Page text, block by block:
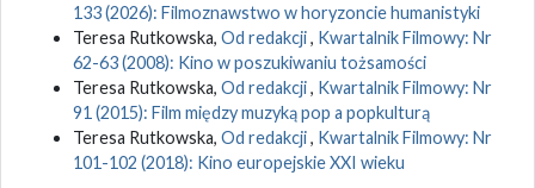
133 (2026): Filmoznawstwo w horyzoncie humanistyki
Teresa Rutkowska, Od redakcji, Kwartalnik Filmowy: Nr
62-63 (2008): Kino w poszukiwaniu tożsamości
Teresa Rutkowska, Od redakcji, Kwartalnik Filmowy: Nr
91 (2015): Film między muzyką pop a popkulturą
Teresa Rutkowska, Od redakcji, Kwartalnik Filmowy: Nr
101-102 (2018): Kino europejskie XXI wieku